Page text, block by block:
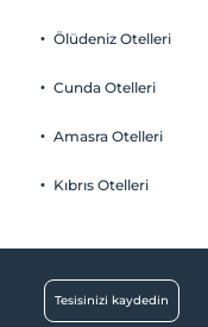
Ölüdeniz Otelleri
Cunda Otelleri
Amasra Otelleri
Kıbrıs Otelleri
Tesisinizi kaydedin